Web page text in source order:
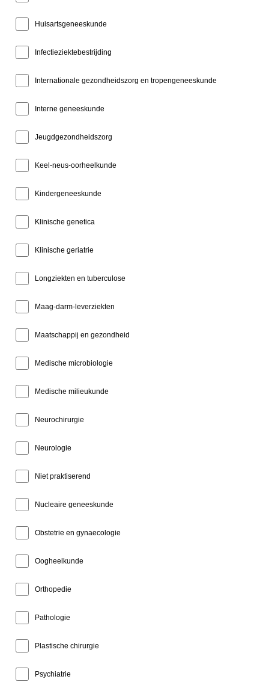
Huisartsgeneeskunde
Infectieziektebestrijding
Internationale gezondheidszorg en tropengeneeskunde
Interne geneeskunde
Jeugdgezondheidszorg
Keel-neus-oorheelkunde
Kindergeneeskunde
Klinische genetica
Klinische geriatrie
Longziekten en tuberculose
Maag-darm-leverziekten
Maatschappij en gezondheid
Medische microbiologie
Medische milieukunde
Neurochirurgie
Neurologie
Niet praktiserend
Nucleaire geneeskunde
Obstetrie en gynaecologie
Oogheelkunde
Orthopedie
Pathologie
Plastische chirurgie
Psychiatrie